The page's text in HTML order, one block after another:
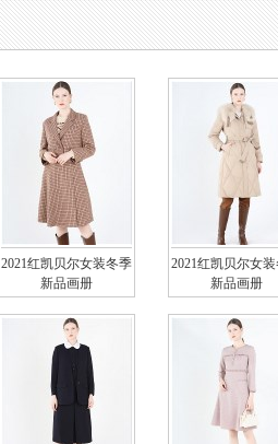
2021红凯贝尔女装冬季
新品画册
2021红凯贝尔女
新品画册